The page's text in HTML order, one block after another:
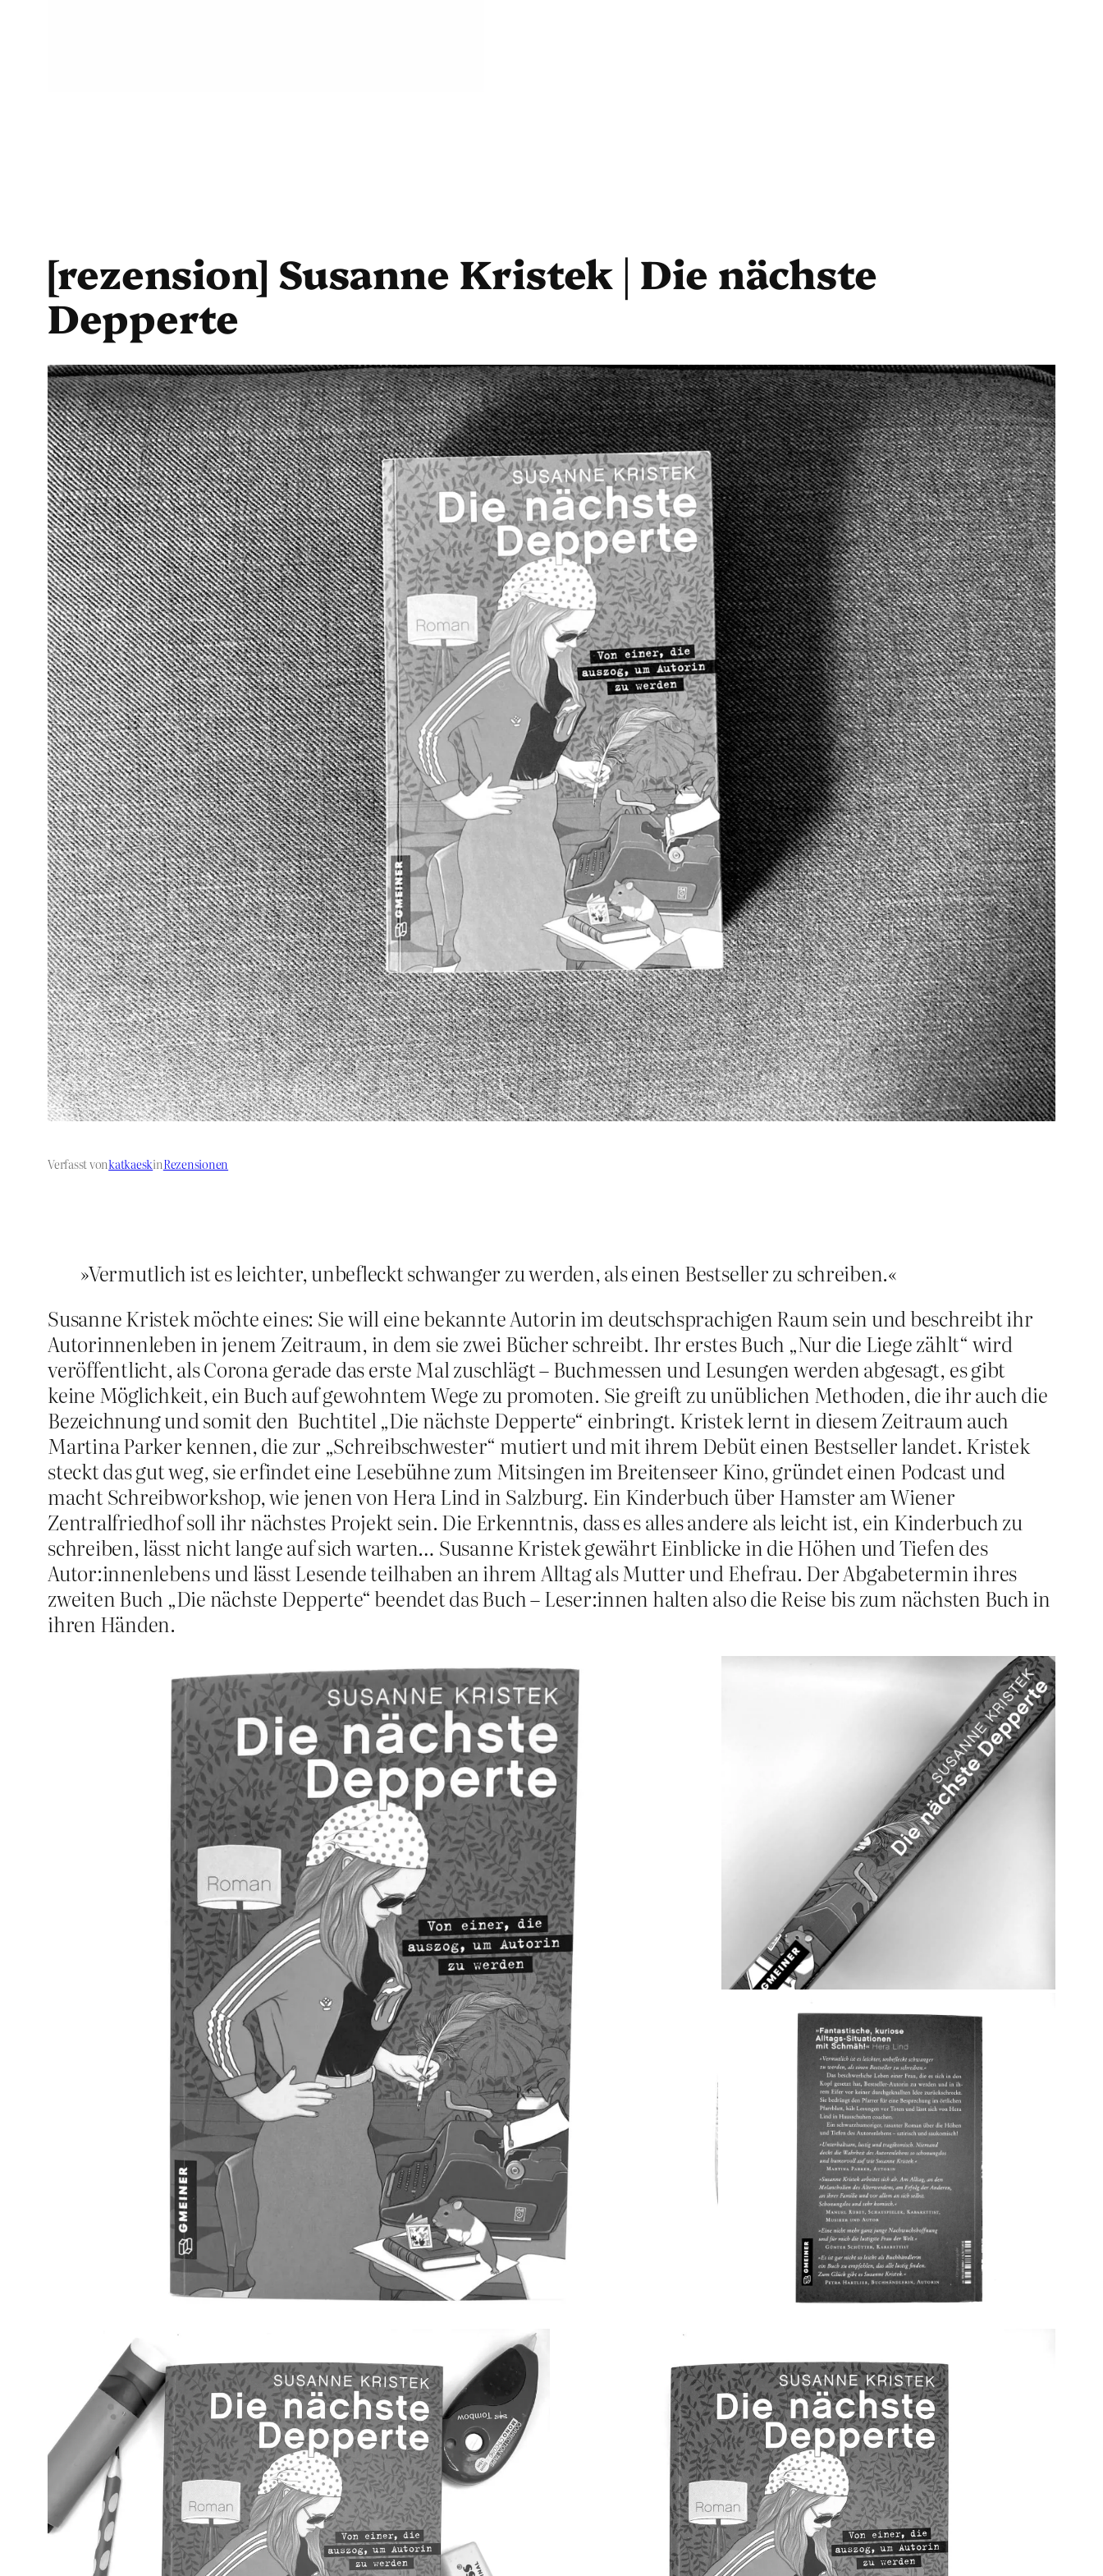
[rezension] Susanne Kristek | Die nächste
Depperte
Verfasst vonkatkaeskinRezensionen
»Vermutlich ist es leichter, unbefleckt schwanger zu werden, als einen Bestseller zu schreiben.«
Susanne Kristek möchte eines: Sie will eine bekannte Autorin im deutschsprachigen Raum sein und beschreibt ihr
Autorinnenleben in jenem Zeitraum, in dem sie zwei Bücher schreibt. Ihr erstes Buch „Nur die Liege zählt“ wird
veröffentlicht, als Corona gerade das erste Mal zuschlägt – Buchmessen und Lesungen werden abgesagt, es gibt
keine Möglichkeit, ein Buch auf gewohntem Wege zu promoten. Sie greift zu unüblichen Methoden, die ihr auch die
Bezeichnung und somit den Buchtitel „Die nächste Depperte“ einbringt. Kristek lernt in diesem Zeitraum auch
Martina Parker kennen, die zur „Schreibschwester“ mutiert und mit ihrem Debüt einen Bestseller landet. Kristek
steckt das gut weg, sie erfindet eine Lesebühne zum Mitsingen im Breitenseer Kino, gründet einen Podcast und
macht Schreibworkshop, wie jenen von Hera Lind in Salzburg. Ein Kinderbuch über Hamster am Wiener
Zentralfriedhof soll ihr nächstes Projekt sein. Die Erkenntnis, dass es alles andere als leicht ist, ein Kinderbuch zu
schreiben, lässt nicht lange auf sich warten… Susanne Kristek gewährt Einblicke in die Höhen und Tiefen des
Autor:innenlebens und lässt Lesende teilhaben an ihrem Alltag als Mutter und Ehefrau. Der Abgabetermin ihres
zweiten Buch „Die nächste Depperte“ beendet das Buch – Leser:innen halten also die Reise bis zum nächsten Buch in
ihren Händen.